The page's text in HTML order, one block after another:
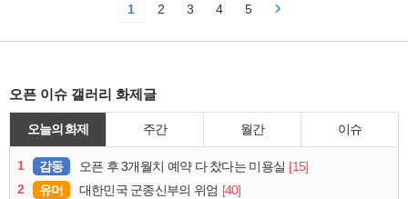
1 2 3 4 5
오픈 이슈 갤러리 화제글
오늘의 화제 주간 월간 이슈
1 감동 오픈 후 3개월치 예약 다 찼다는 미용실 [15]
2
유머 대한민국 군종신부의 위엄 [40]